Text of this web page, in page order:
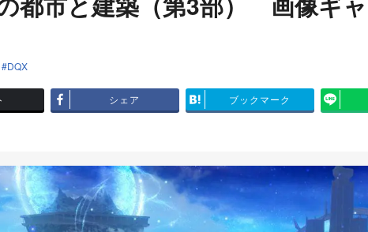
DQX
シェア ブックマーク